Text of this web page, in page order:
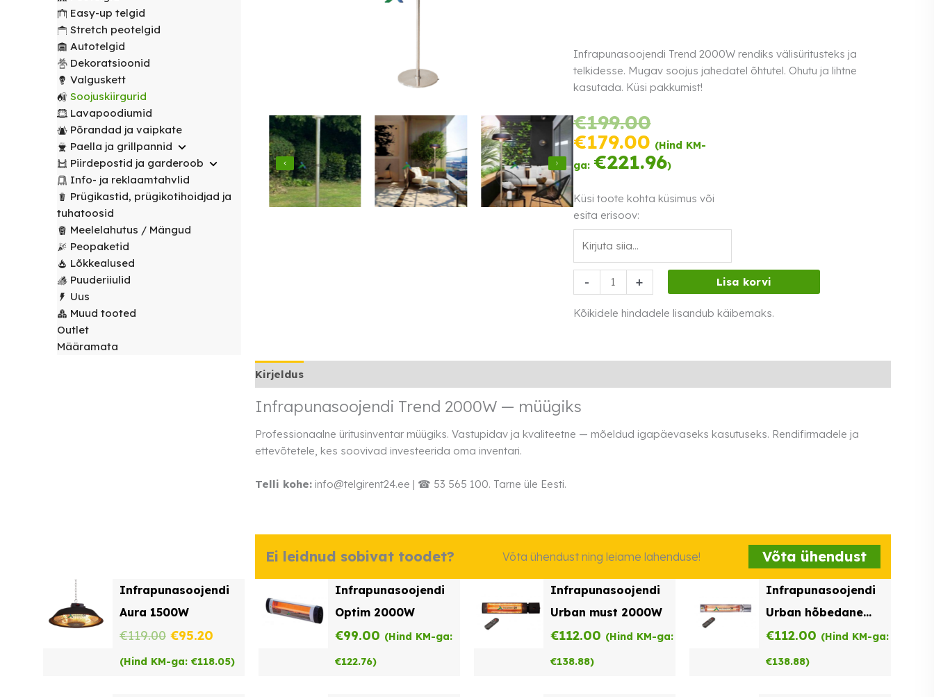
peotelgid
Peomööbel
Laudlinad
toolikatted
Ümmargused
Kandilised
Toolikatted
Servjetid ja
kaunistused
Valgustus
Valguskett POPULAARNE
Lauanõud
Lavapoodiumid
Mängud ja
meelelahutus
Muud
renditooted
Peopaketid
Prügikastid
peotelgid
Peomööbel
transpordikärud
Laudlinad
toolikatted
Ümmargused
laudlinad
Kandilised
Toolikatted
Prügikastid
Riidestanged
Meelelahutus
Puuderiiulid Easy-up telgid
Stretch peotelgid
Autotelgid
Dekoratsioonid
Valguskett
Soojuskiirgurid
Lavapoodiumid
Põrandad ja vaipkate
Paella ja grillpannid
Piirdepostid ja garderoob
Info- ja reklaamtahvlid
Prügikastid, prügikotihoidjad ja
tuhatoosid
Meelelahutus / Mängud
Peopaketid
Lõkkealused
Puuderiiulid
Uus
Muud tooted
Outlet
Määramata
Infrapunasoojendi Trend 2000W rendiks välisüritusteks ja
telkidesse. Mugav soojus jahedatel õhtutel. Ohutu ja lihtne
kasutada. Küsi pakkumist!
€199.00Algne
hind
oli:
€199.00.
€179.00Praegune
hind
on:
€179.00.
(Hind KM-
ga: €221.96)
Küsi toote kohta küsimus või
esita erisoov:
-
Infrapunasoojendi
Trend
2000W
+ Lisa korvi
Kõikidele hindadele lisandub käibemaks.
Kirjeldus
Infrapunasoojendi Trend 2000W — müügiks
Professionaalne üritusinventar müügiks. Vastupidav ja kvaliteetne — mõeldud igapäevaseks kasutuseks. Rendifirmadele ja
ettevõtetele, kes soovivad investeerida oma inventari.
Telli kohe: info@telgirent24.ee | ☎ 53 565 100. Tarne üle Eesti.
Ei leidnud sobivat toodet? Võta ühendust ning leiame lahenduse! Võta ühendust
Infrapunasoojendi
Aura 1500W
€119.00 Algne
hind
€95.20
hind
(Hind KM-ga: €118.05)
Infrapunasoojendi
Optim 2000W
€99.00 (Hind KM-ga:
€122.76)
Infrapunasoojendi
Urban must 2000W
€112.00 (Hind KM-ga:
€138.88)
Infrapunasoojendi
Urban hõbedane
2000W
€112.00 (Hind KM-ga:
€138.88)